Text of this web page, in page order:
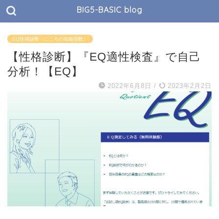
BIG5-BASIC blog
EQ性格診断（こころの知能指数）
【性格診断】『EQ適性検査』で自己
分析！【EQ】
2022年6月8日 / 2023年2月2日